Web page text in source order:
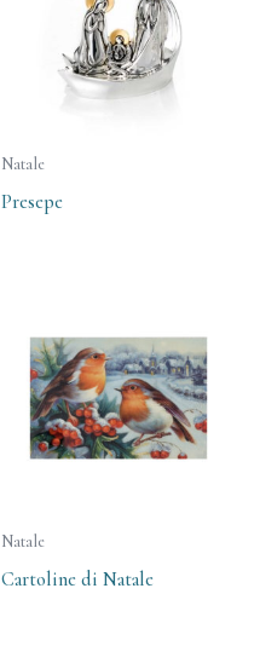
Natale
Presepe
Natale
Cartoline di Natale